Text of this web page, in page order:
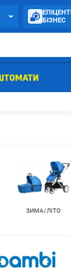
БІЗНЕС
ЗИМА/ЛІТО